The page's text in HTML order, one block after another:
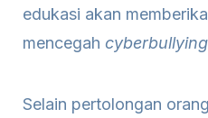
edukasi akan
mencegah cyberbullying
Selain pertolongan